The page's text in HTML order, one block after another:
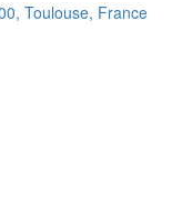
Toulouse, France